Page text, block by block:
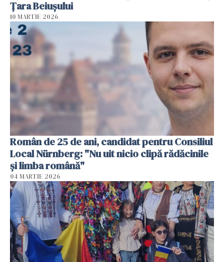
Țara Beiușului
10 MARTIE 2026
Român de 25 de ani, candidat pentru Consiliul
Local Nürnberg: "Nu uit nicio clipă rădăcinile
și limba română"
04 MARTIE 2026